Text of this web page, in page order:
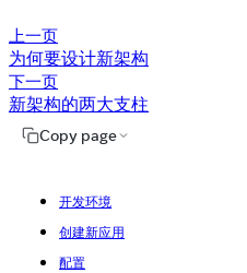
上一页
为何要设计新架构
下一页
新架构的两大支柱
Copy page
开发环境
创建新应用
配置